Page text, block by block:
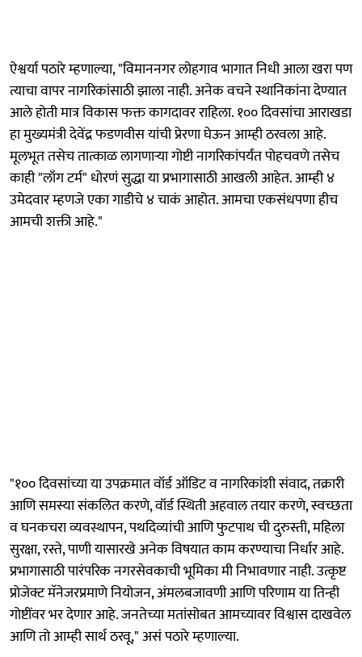
ऐश्वर्या पठारे म्हणाल्या, "विमाननगर लोहगाव भागात निधी आला खरा पण
त्याचा वापर नागरिकांसाठी झाला नाही. अनेक वचने स्थानिकांना देण्यात
आले होती मात्र विकास फक्त कागदावर राहिला. १०० दिवसांचा आराखडा
हा मुख्यमंत्री देवेंद्र फडणवीस यांची प्रेरणा घेऊन आम्ही ठरवला आहे.
मूलभूत तसेच तात्काळ लागणाऱ्या गोष्टी नागरिकांपर्यंत पोहचवणे तसेच
काही "लाँग टर्म" धोरणं सुद्धा या प्रभागासाठी आखली आहेत. आम्ही ४
उमेदवार म्हणजे एका गाडीचे ४ चाकं आहोत. आमचा एकसंधपणा हीच
आमची शक्ती आहे."
"१०० दिवसांच्या या उपक्रमात वॉर्ड ऑडिट व नागरिकांशी संवाद, तक्रारी
आणि समस्या संकलित करणे, वॉर्ड स्थिती अहवाल तयार करणे, स्वच्छता
व घनकचरा व्यवस्थापन, पथदिव्यांची आणि फुटपाथ ची दुरुस्ती, महिला
सुरक्षा, रस्ते, पाणी यासारखे अनेक विषयात काम करण्याचा निर्धार आहे.
प्रभागासाठी पारंपरिक नगरसेवकाची भूमिका मी निभावणार नाही. उत्कृष्ट
प्रोजेक्ट मॅनेजरप्रमाणे नियोजन, अंमलबजावणी आणि परिणाम या तिन्ही
गोष्टींवर भर देणार आहे. जनतेच्या मतांसोबत आमच्यावर विश्वास दाखवेल
आणि तो आम्ही सार्थ ठरवू," असं पठारे म्हणाल्या.